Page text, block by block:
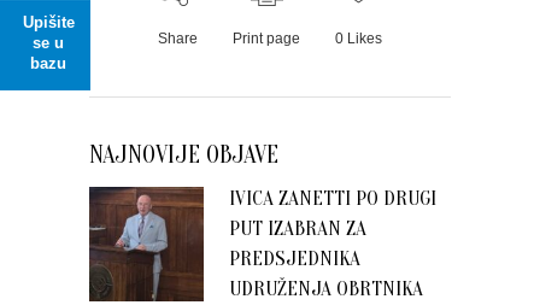
Upišite
se u
bazu
Share Print page 0 Likes
NAJNOVIJE OBJAVE
IVICA ZANETTI PO DRUGI
PUT IZABRAN ZA
PREDSJEDNIKA
UDRUŽENJA OBRTNIKA